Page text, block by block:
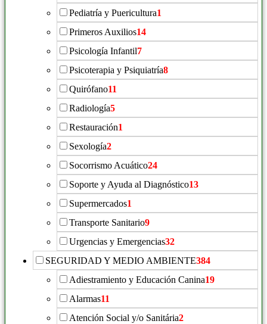
Pediatría y Puericultura1
Primeros Auxilios14
Psicología Infantil7
Psicoterapia y Psiquiatría8
Quirófano11
Radiología5
Restauración1
Sexología2
Socorrismo Acuático24
Soporte y Ayuda al Diagnóstico13
Supermercados1
Transporte Sanitario9
Urgencias y Emergencias32
SEGURIDAD Y MEDIO AMBIENTE384
Adiestramiento y Educación Canina19
Alarmas11
Atención Social y/o Sanitária2